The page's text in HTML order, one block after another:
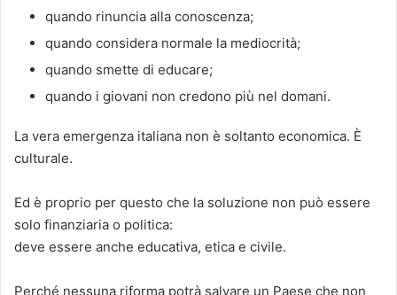
quando rinuncia alla conoscenza;
quando considera normale la mediocrità;
quando smette di educare;
quando i giovani non credono più nel domani.
La vera emergenza italiana non è soltanto economica. È
culturale.
Ed è proprio per questo che la soluzione non può essere
solo finanziaria o politica:
deve essere anche educativa, etica e civile.
Perché nessuna riforma potrà salvare un Paese che non